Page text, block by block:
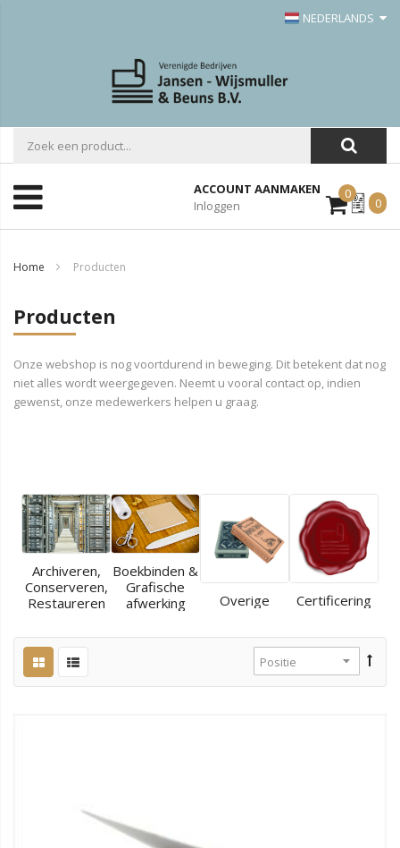
NEDERLANDS
ACCOUNT AANMAKEN
Inloggen
0Mijn
Offerte
0
Home Producten
Producten
Onze webshop is nog voortdurend in beweging. Dit betekent dat nog
niet alles wordt weergegeven. Neemt u vooral contact op, indien
gewenst, onze medewerkers helpen u graag.
Archiveren,
Conserveren,
Restaureren
Boekbinden &
Grafische
afwerking
Overige Certificering